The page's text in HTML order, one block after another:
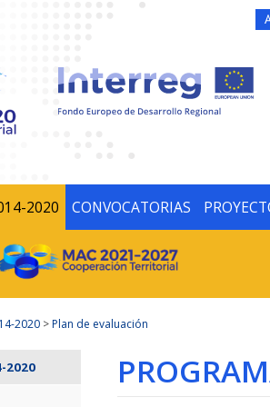
2020 CONVOCATORIAS
2020 >Plan de evaluación
2020